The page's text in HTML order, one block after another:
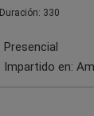
Duración: 330
Presencial
Impartido en: